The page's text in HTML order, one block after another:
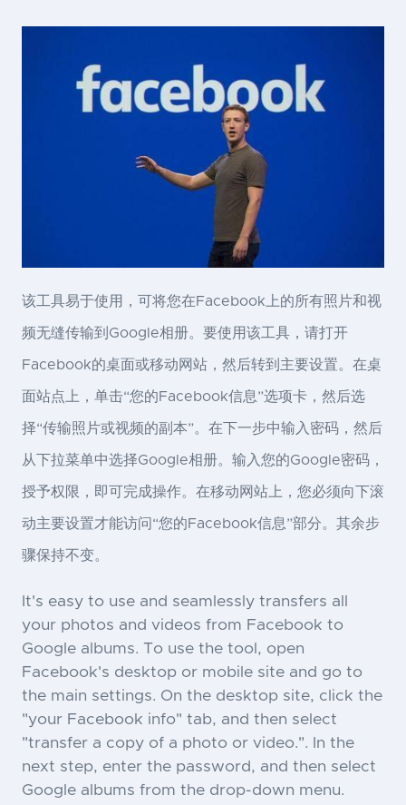
该工具易于使用，可将您在Facebook上的所有照片和视
频无缝传输到Google相册。要使用该工具，请打开
Facebook的桌面或移动网站，然后转到主要设置。在桌
面站点上，单击“您的Facebook信息”选项卡，然后选
择“传输照片或视频的副本”。在下一步中输入密码，然后
从下拉菜单中选择Google相册。输入您的Google密码，
授予权限，即可完成操作。在移动网站上，您必须向下滚
动主要设置才能访问“您的Facebook信息”部分。其余步
骤保持不变。
It's easy to use and seamlessly transfers all
your photos and videos from Facebook to
Google albums. To use the tool, open
Facebook's desktop or mobile site and go to
the main settings. On the desktop site, click the
"your Facebook info" tab, and then select
"transfer a copy of a photo or video.". In the
next step, enter the password, and then select
Google albums from the drop-down menu.